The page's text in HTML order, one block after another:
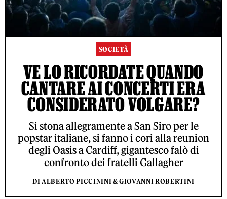
SOCIETÀ
VE LO RICORDATE QUANDO
CANTARE AI CONCERTI ERA
CONSIDERATO VOLGARE?
Si stona allegramente a San Siro per le
popstar italiane, si fanno i cori alla reunion
degli Oasis a Cardiff, gigantesco falò di
confronto dei fratelli Gallagher
DI ALBERTO PICCININI & GIOVANNI ROBERTINI